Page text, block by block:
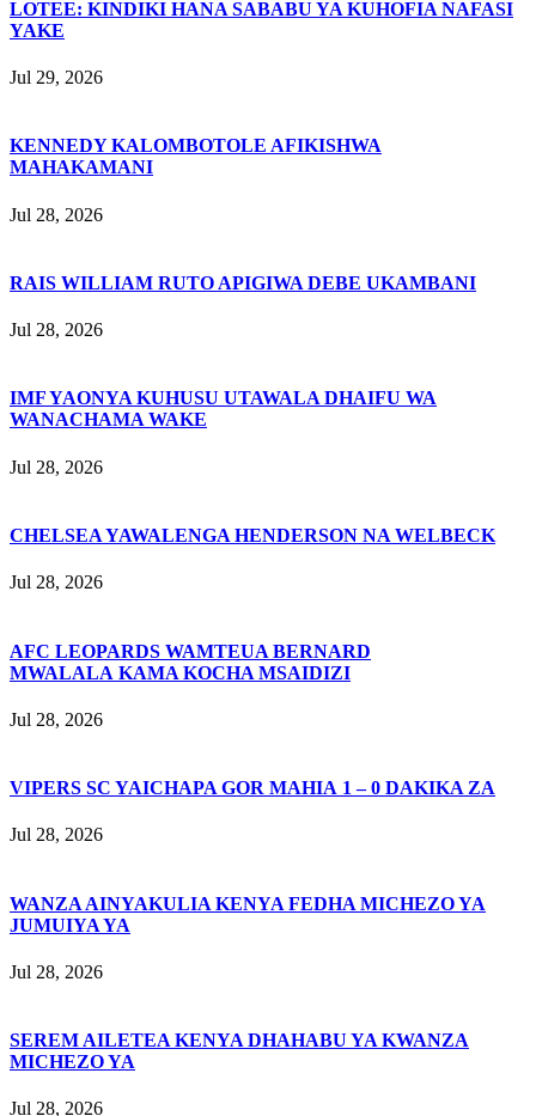
LOTEE: KINDIKI HANA SABABU YA KUHOFIA NAFASI
YAKE
Jul 29, 2026
KENNEDY KALOMBOTOLE AFIKISHWA
MAHAKAMANI
Jul 28, 2026
RAIS WILLIAM RUTO APIGIWA DEBE UKAMBANI
Jul 28, 2026
IMF YAONYA KUHUSU UTAWALA DHAIFU WA
WANACHAMA WAKE
Jul 28, 2026
CHELSEA YAWALENGA HENDERSON NA WELBECK
Jul 28, 2026
AFC LEOPARDS WAMTEUA BERNARD
MWALALA KAMA KOCHA MSAIDIZI
Jul 28, 2026
VIPERS SC YAICHAPA GOR MAHIA 1 – 0 DAKIKA ZA
Jul 28, 2026
WANZA AINYAKULIA KENYA FEDHA MICHEZO YA
JUMUIYA YA
Jul 28, 2026
SEREM AILETEA KENYA DHAHABU YA KWANZA
MICHEZO YA
Jul 28, 2026